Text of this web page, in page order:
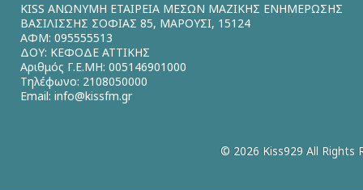
KISS ΑΝΩΝΥΜΗ ΕΤΑΙΡΕΙΑ ΜΕΣΩΝ ΜΑΖΙΚΗΣ ΕΝΗΜΕΡΩΣΗΣ
ΒΑΣΙΛΙΣΣΗΣ ΣΟΦΙΑΣ 85, ΜΑΡΟΥΣΙ, 15124
ΑΦΜ: 095555513
ΔΟΥ: ΚΕΦΟΔΕ ΑΤΤΙΚΗΣ
Αριθμός Γ.Ε.ΜΗ: 005146901000
Τηλέφωνο: 2108050000
Email: info@kissfm.gr
© 2026 Kiss929 All Rights